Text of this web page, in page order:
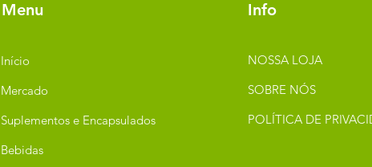
Menu
Início
Mercado
Suplementos e Encapsulados
Bebidas
Info
NOSSA LOJA
SOBRE NÓS
POLÍTICA DE